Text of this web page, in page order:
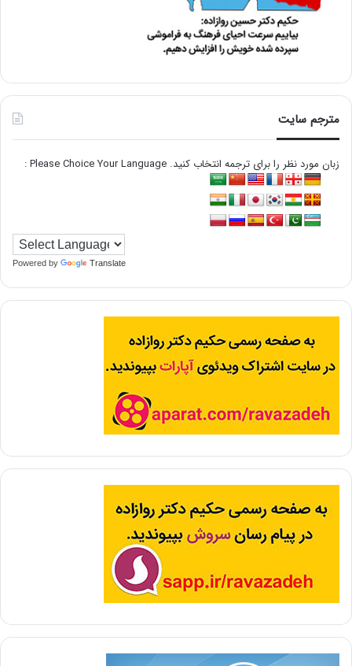
مترجم سایت
زبان مورد نظر را برای ترجمه انتخاب کنید. Please Choice Your Language :
Powered by Translate